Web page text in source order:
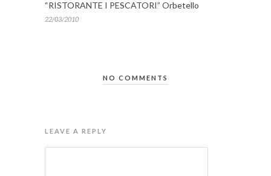
“RISTORANTE I PESCATORI” Orbetello
22/03/2010
NO COMMENTS
LEAVE A REPLY